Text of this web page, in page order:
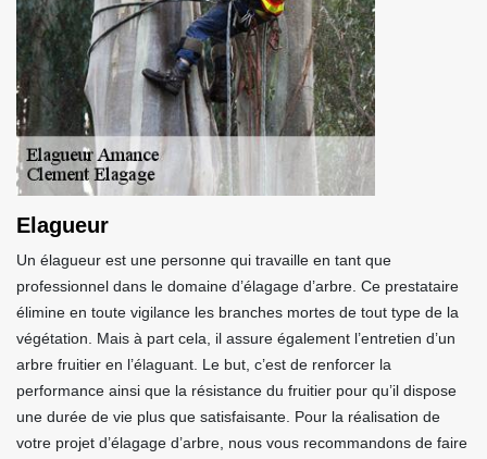
Elagueur
Un élagueur est une personne qui travaille en tant que
professionnel dans le domaine d’élagage d’arbre. Ce prestataire
élimine en toute vigilance les branches mortes de tout type de la
végétation. Mais à part cela, il assure également l’entretien d’un
arbre fruitier en l’élaguant. Le but, c’est de renforcer la
performance ainsi que la résistance du fruitier pour qu’il dispose
une durée de vie plus que satisfaisante. Pour la réalisation de
votre projet d’élagage d’arbre, nous vous recommandons de faire